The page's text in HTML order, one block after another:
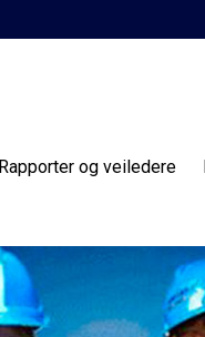
Rapporter og veiledere